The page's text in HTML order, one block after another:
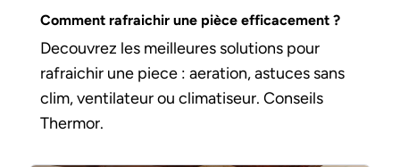
Comment rafraichir une pièce efficacement ?
Decouvrez les meilleures solutions pour
rafraichir une piece : aeration, astuces sans
clim, ventilateur ou climatiseur. Conseils
Thermor.